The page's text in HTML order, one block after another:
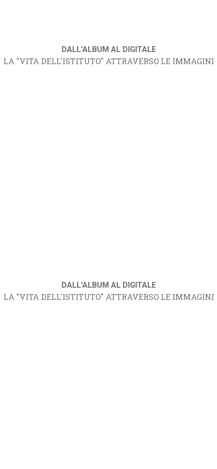
DALL'ALBUM AL DIGITALE
LA "VITA DELL'ISTITUTO" ATTRAVERSO LE IMMAGINI
DALL'ALBUM AL DIGITALE
LA "VITA DELL'ISTITUTO" ATTRAVERSO LE IMMAGINI